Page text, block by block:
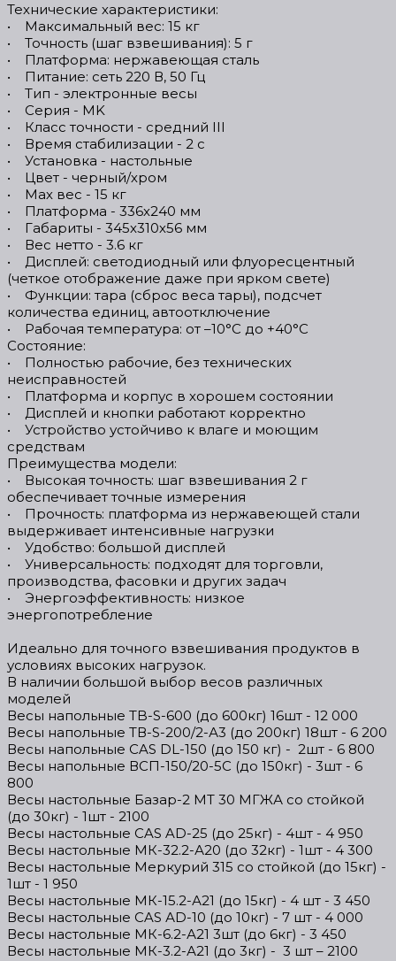
Технические характеристики:
• Максимальный вес: 15 кг
• Точность (шаг взвешивания): 5 г
• Платформа: нержавеющая сталь
• Питание: сеть 220 В, 50 Гц
• Тип - электронные весы
• Серия - MK
• Класс точности - средний III
• Время стабилизации - 2 с
• Установка - настольные
• Цвет - черный/хром
• Мах вес - 15 кг
• Платформа - 336х240 мм
• Габариты - 345х310х56 мм
• Вес нетто - 3.6 кг
• Дисплей: светодиодный или флуоресцентный
(четкое отображение даже при ярком свете)
• Функции: тара (сброс веса тары), подсчет
количества единиц, автоотключение
• Рабочая температура: от –10°C до +40°C
Состояние:
• Полностью рабочие, без технических
неисправностей
• Платформа и корпус в хорошем состоянии
• Дисплей и кнопки работают корректно
• Устройство устойчиво к влаге и моющим
средствам
Преимущества модели:
• Высокая точность: шаг взвешивания 2 г
обеспечивает точные измерения
• Прочность: платформа из нержавеющей стали
выдерживает интенсивные нагрузки
• Удобство: большой дисплей
• Универсальность: подходят для торговли,
производства, фасовки и других задач
• Энергоэффективность: низкое
энергопотребление
Идеально для точного взвешивания продуктов в
условиях высоких нагрузок.
В наличии большой выбор весов различных
моделей
Весы напольные TB-S-600 (до 600кг) 16шт - 12 000
Весы напольные ТВ-S-200/2-А3 (до 200кг) 18шт - 6 200
Весы напольные CAS DL-150 (до 150 кг) - 2шт - 6 800
Весы напольные ВСП-150/20-5С (до 150кг) - 3шт - 6
800
Весы настольные Базар-2 МТ 30 МГЖА со стойкой
(до 30кг) - 1шт - 2100
Весы настольные CAS AD-25 (до 25кг) - 4шт - 4 950
Весы настольные МК-32.2-А20 (до 32кг) - 1шт - 4 300
Весы настольные Меркурий 315 со стойкой (до 15кг) -
1шт - 1 950
Весы настольные МК-15.2-А21 (до 15кг) - 4 шт - 3 450
Весы настольные CAS АD-10 (до 10кг) - 7 шт - 4 000
Весы настольные МК-6.2-А21 3шт (до 6кг) - 3 450
Весы настольные МК-3.2-А21 (до 3кг) - 3 шт – 2100